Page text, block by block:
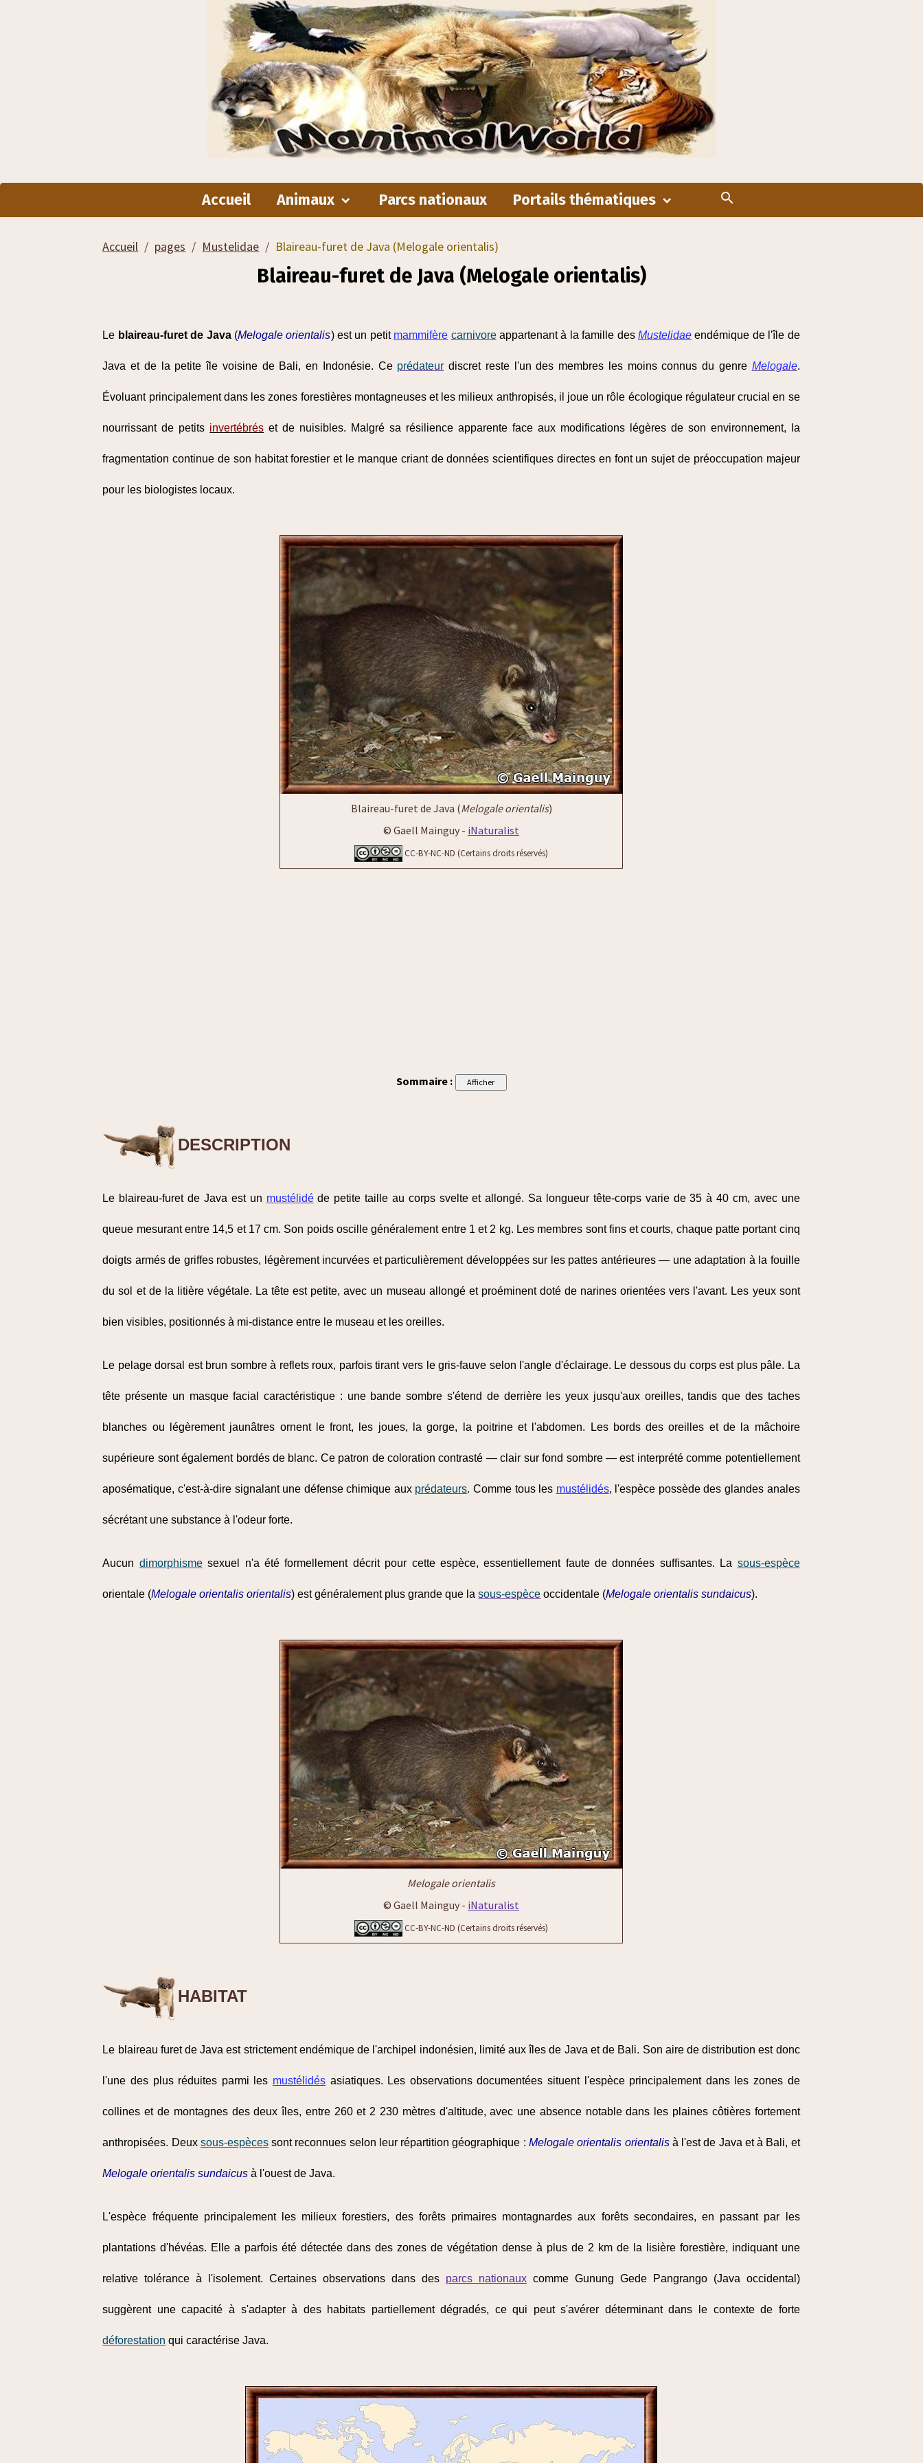
Accueil Animaux Parcs nationaux Portails thématiques
Accueil pages Mustelidae Blaireau-furet de Java (Melogale orientalis)
Blaireau-furet de Java (Melogale orientalis)
Le blaireau-furet de Java(Melogale orientalis) est un petit mammifère carnivoreappartenant à la famille desMustelidae endémique de l'île de
Java et de la petite île voisine de Bali, en Indonésie. Ce prédateur discret reste l'un des membres les moins connus du genre Melogale.
Évoluant principalement dans les zones forestières montagneuses et les milieux anthropisés, il joue un rôle écologique régulateur crucial en se
nourrissant de petits invertébrés et de nuisibles. Malgré sa résilience apparente face aux modifications légères de son environnement, la
fragmentation continue de son habitat forestier et le manque criant de données scientifiques directes en font un sujet de préoccupation majeur
pour les biologistes locaux.
Blaireau-furet de Java (Melogale orientalis)
© Gaell Mainguy - iNaturalist
CC-BY-NC-ND (Certains droits réservés)
Sommaire :
DESCRIPTION
Le blaireau-furet de Java est un mustélidéde petite taille au corps svelte et allongé. Sa longueur tête-corps varie de 35 à 40 cm, avec une
queue mesurant entre 14,5 et 17 cm. Son poids oscille généralement entre 1 et 2 kg. Les membres sont fins et courts, chaque patte portant cinq
doigts armés de griffes robustes, légèrement incurvées et particulièrement développées sur les pattes antérieures — une adaptation à la fouille
du sol et de la litière végétale. La tête est petite, avec un museau allongé et proéminent doté de narines orientées vers l'avant. Les yeux sont
bien visibles, positionnés à mi-distance entre le museau et les oreilles.
Le pelage dorsal est brun sombre à reflets roux, parfois tirant vers le gris-fauve selon l'angle d'éclairage. Le dessous du corps est plus pâle. La
tête présente un masque facial caractéristique : une bande sombre s'étend de derrière les yeux jusqu'aux oreilles, tandis que des taches
blanches ou légèrement jaunâtres ornent le front, les joues, la gorge, la poitrine et l'abdomen. Les bords des oreilles et de la mâchoire
supérieure sont également bordés de blanc. Ce patron de coloration contrasté — clair sur fond sombre — est interprété comme potentiellement
aposématique, c'est-à-dire signalant une défense chimique aux prédateurs. Comme tous les mustélidés, l'espèce possède des glandes anales
sécrétant une substance à l'odeur forte.
Aucun dimorphismesexuel n'a été formellement décrit pour cette espèce, essentiellement faute de données suffisantes. La sous-espèce
orientale (Melogale orientalis orientalis) est généralement plus grande que lasous-espèce occidentale (Melogale orientalis sundaicus).
Melogale orientalis
© Gaell Mainguy - iNaturalist
CC-BY-NC-ND (Certains droits réservés)
HABITAT
Le blaireau furet de Java est strictement endémique de l'archipel indonésien, limité aux îles de Java et de Bali. Son aire de distribution est donc
l'une des plus réduites parmi les mustélidés asiatiques. Les observations documentées situent l'espèce principalement dans les zones de
collines et de montagnes des deux îles, entre 260 et 2 230 mètres d'altitude, avec une absence notable dans les plaines côtières fortement
anthropisées. Deux sous-espècessont reconnues selon leur répartition géographique :Melogale orientalis orientalisà l'est de Java et à Bali, et
Melogale orientalis sundaicus à l'ouest de Java.
L'espèce fréquente principalement les milieux forestiers, des forêts primaires montagnardes aux forêts secondaires, en passant par les
plantations d'hévéas. Elle a parfois été détectée dans des zones de végétation dense à plus de 2 km de la lisière forestière, indiquant une
relative tolérance à l'isolement. Certaines observations dans des parcs nationauxcomme Gunung Gede Pangrango (Java occidental)
suggèrent une capacité à s'adapter à des habitats partiellement dégradés, ce qui peut s'avérer déterminant dans le contexte de forte
déforestation qui caractérise Java.